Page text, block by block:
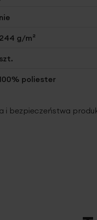
nie
244 g/m²
szt.
poliester
i bezpieczeństwa